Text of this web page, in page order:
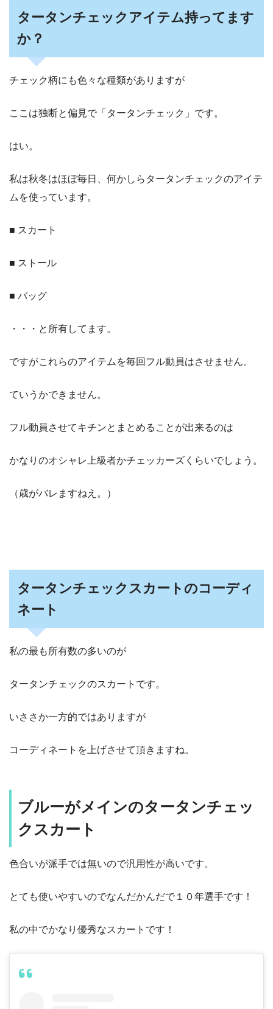
タータンチェックアイテム持ってます
か？
チェック柄にも色々な種類がありますが
ここは独断と偏見で「タータンチェック」です。
はい。
私は秋冬はほぼ毎日、何かしらタータンチェックのアイテ
ムを使っています。
■ スカート
■ ストール
■ バッグ
・・・と所有してます。
ですがこれらのアイテムを毎回フル動員はさせません。
ていうかできません。
フル動員させてキチンとまとめることが出来るのは
かなりのオシャレ上級者かチェッカーズくらいでしょう。
（歳がバレますねえ。）
タータンチェックスカートのコーディ
ネート
私の最も所有数の多いのが
タータンチェックのスカートです。
いささか一方的ではありますが
コーディネートを上げさせて頂きますね。
ブルーがメインのタータンチェッ
クスカート
色合いが派手では無いので汎用性が高いです。
とても使いやすいのでなんだかんだで１０年選手です！
私の中でかなり優秀なスカートです！